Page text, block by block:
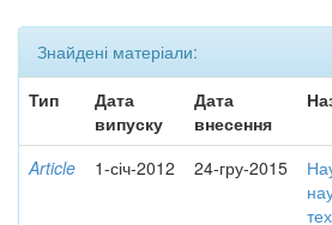
Знайдені матеріали:
Тип
Дата
випуску
Дата
внесення
Article 1-січ-2012 24-гру-2015